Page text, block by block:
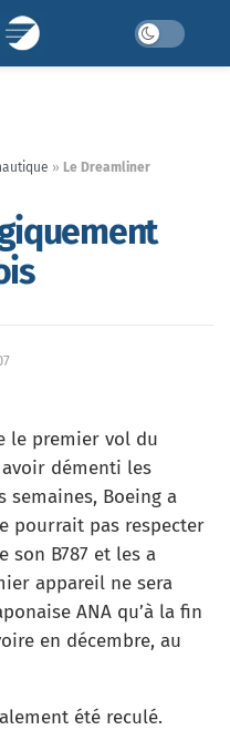
» Le Dreamliner
le premier vol du
démenti les
Boeing a
pourrait pas respecter
son B787 et les a
appareil ne sera
ANA qu’à la fin
en décembre, au
été reculé.